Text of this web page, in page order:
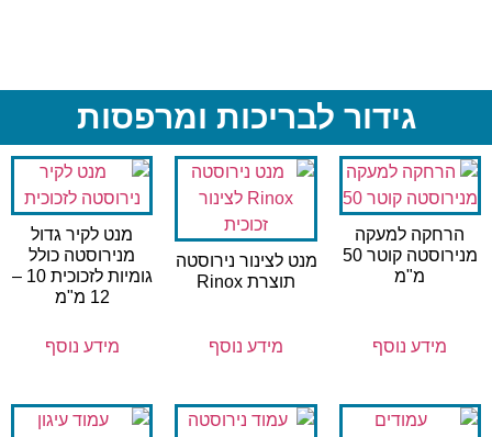
גידור לבריכות ומרפסות
הרחקה למעקה
מנירוסטה קוטר 50
מ"מ
מידע נוסף
מנט לצינור נירוסטה
תוצרת Rinox
מידע נוסף
מנט לקיר גדול
מנירוסטה כולל
גומיות לזכוכית 10 –
12 מ"מ
מידע נוסף